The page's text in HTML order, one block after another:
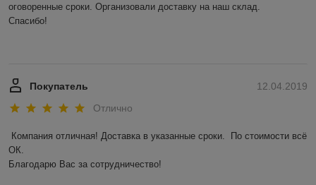
оговоренные сроки. Организовали доставку на наш склад.
Спасибо!
12.04.2019
Покупатель
Отлично
Компания отличная! Доставка в указанные сроки.  По стоимости всё
ОК.
Благодарю Вас за сотрудничество!